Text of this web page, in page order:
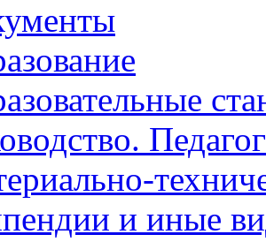
и иные